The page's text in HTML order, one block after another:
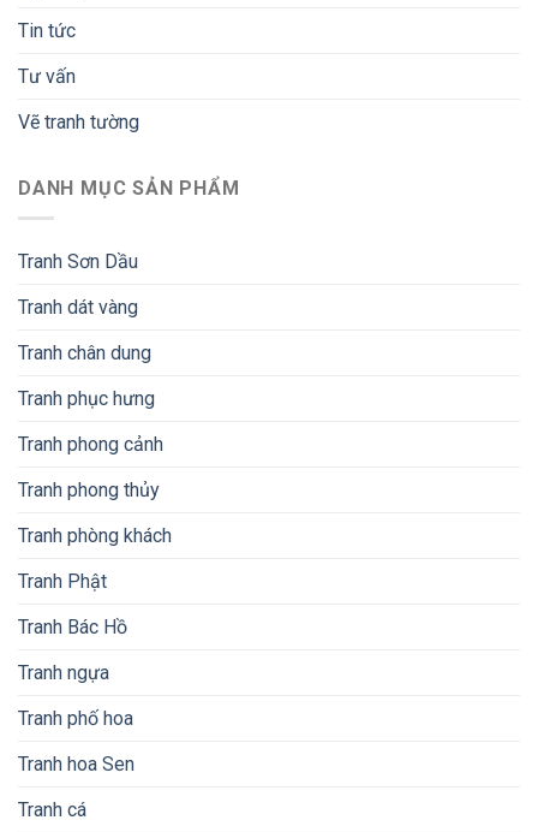
Tin tức
Tư vấn
Vẽ tranh tường
DANH MỤC SẢN PHẨM
Tranh Sơn Dầu
Tranh dát vàng
Tranh chân dung
Tranh phục hưng
Tranh phong cảnh
Tranh phong thủy
Tranh phòng khách
Tranh Phật
Tranh Bác Hồ
Tranh ngựa
Tranh phố hoa
Tranh hoa Sen
Tranh cá